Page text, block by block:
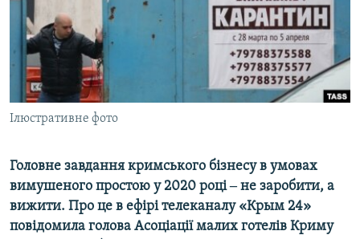
СВІДЧЕННЯ ОКУПАЦІЇ
УКРАЇНСЬКА ПРОБЛЕМА КРИМУ
ІНФОГРАФІКА
Qırımtatar
ДОЛУЧАЙСЯ!
Ілюстративне фото
Головне завдання кримського бізнесу в умовах
вимушеного простою у 2020 році ‒ не заробити, а
вижити. Про це в ефірі телеканалу «Крым 24»
повідомила голова Асоціації малих готелів Криму